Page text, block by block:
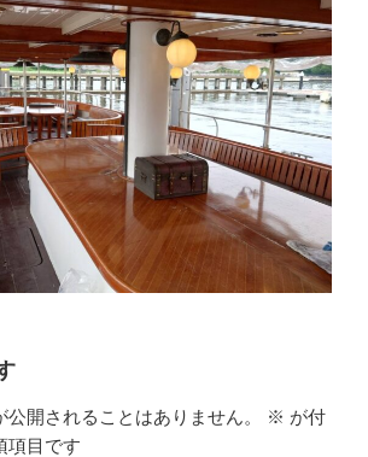
公開されることはありません。 ※ が付
項目です